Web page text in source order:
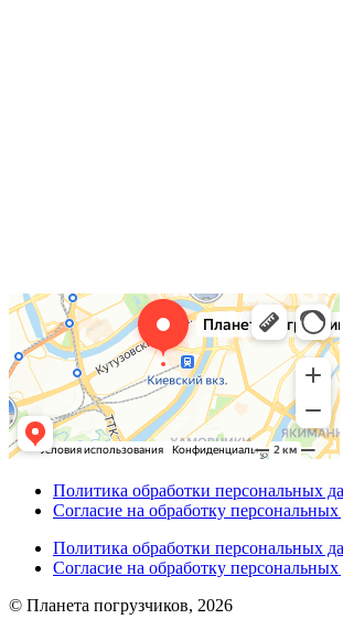
Политика обработки персональных
Согласие на обработку
Политика обработки персональных
Согласие на обработку
© Планета погрузчиков, 2026